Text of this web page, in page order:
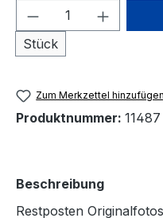
Produkt
Stück
Zum Merkzettel hinzufügen
Produktnummer: 11487
Beschreibung
Restposten